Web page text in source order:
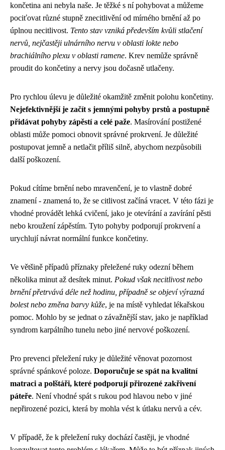
končetina ani nebyla naše. Je těžké s ní pohybovat a můžeme
pociťovat různé stupně znecitlivění od mírného brnění až po
úplnou necitlivost. Tento stav vzniká především kvůli stlačení
nervů, nejčastěji ulnárního nervu v oblasti lokte nebo
brachiálního plexu v oblasti ramene. Krev nemůže správně
proudit do končetiny a nervy jsou dočasně utlačeny.
Pro rychlou úlevu je důležité okamžitě změnit polohu končetiny.
Nejefektivnější je začít s jemnými pohyby prstů a postupně
přidávat pohyby zápěstí a celé paže. Masírování postižené
oblasti může pomoci obnovit správné prokrvení. Je důležité
postupovat jemně a netlačit příliš silně, abychom nezpůsobili
další poškození.
Pokud cítíme brnění nebo mravenčení, je to vlastně dobré
znamení - znamená to, že se citlivost začíná vracet. V této fázi je
vhodné provádět lehká cvičení, jako je otevírání a zavírání pěsti
nebo kroužení zápěstím. Tyto pohyby podporují prokrvení a
urychlují návrat normální funkce končetiny.
Ve většině případů příznaky přeležené ruky odezní během
několika minut až desítek minut. Pokud však necitlivost nebo
brnění přetrvává déle než hodinu, případně se objeví výrazná
bolest nebo změna barvy kůže, je na místě vyhledat lékařskou
pomoc. Mohlo by se jednat o závažnější stav, jako je například
syndrom karpálního tunelu nebo jiné nervové poškození.
Pro prevenci přeležení ruky je důležité věnovat pozornost
správné spánkové poloze. Doporučuje se spát na kvalitní
matraci a polštáři, které podporují přirozené zakřivení
páteře. Není vhodné spát s rukou pod hlavou nebo v jiné
nepřirozené pozici, která by mohla vést k útlaku nervů a cév.
V případě, že k přeležení ruky dochází častěji, je vhodné